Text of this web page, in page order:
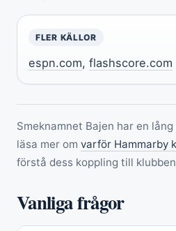
FLER KÄLLOR
espn.com, flashscore.com
Smeknamnet Bajen har en
läsa mer om varför Hammarby
förstå dess koppling till
Vanliga frågor